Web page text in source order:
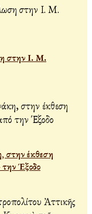
στην Ι. Μ.
στην έκθεση
Έξοδο